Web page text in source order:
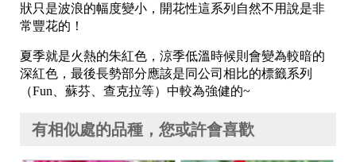
狀只是波浪的幅度變小，開花性這系列自然不用說是非
常豐花的！
夏季就是火熱的朱紅色，涼季低溫時候則會變為較暗的
深紅色，最後長勢部分應該是同公司相比的標籤系列
（Fun、蘇芬、查克拉等）中較為強健的~
有相似處的品種，您或許會喜歡